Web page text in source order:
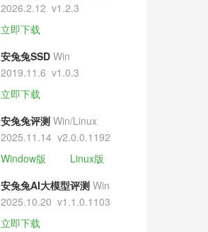
2026.2.12 v1.2.3
立即下载
安兔兔SSD Win
2019.11.6 v1.0.3
立即下载
安兔兔评测 Win/Linux
2025.11.14 v2.0.0.1192
Window版
Linux版
安兔兔AI大模型评测 Win
2025.10.20 v1.1.0.1103
立即下载